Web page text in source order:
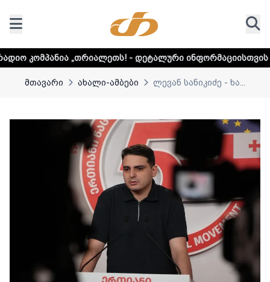
- დეტალური ინფორმაციისთვის დააკლიკეთ
მთავარი ახალი-ამბები ლევან სანიკიძე - ხა...